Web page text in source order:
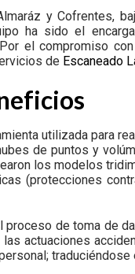
y Cofrentes,
ha sido el
el compromiso
de Escaneado
utilizada para
de puntos y
los modelos
(protecciones
de toma de
actuaciones